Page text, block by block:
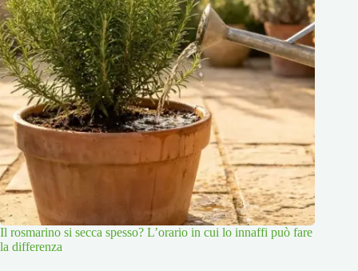
Il rosmarino si secca spesso? L’orario in cui lo innaffi può fare
la differenza